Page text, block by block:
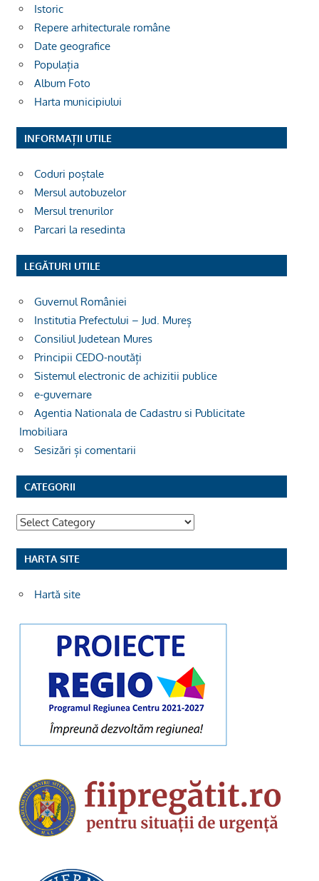
Istoric
Repere arhitecturale române
Date geografice
Populația
Album Foto
Harta municipiului
INFORMAȚII UTILE
Coduri poștale
Mersul autobuzelor
Mersul trenurilor
Parcari la resedinta
LEGĂTURI UTILE
Guvernul României
Institutia Prefectului – Jud. Mureș
Consiliul Judetean Mures
Principii CEDO-noutăți
Sistemul electronic de achizitii publice
e-guvernare
Agentia Nationala de Cadastru si Publicitate
Imobiliara
Sesizări și comentarii
CATEGORII
Categorii
HARTA SITE
Hartă site